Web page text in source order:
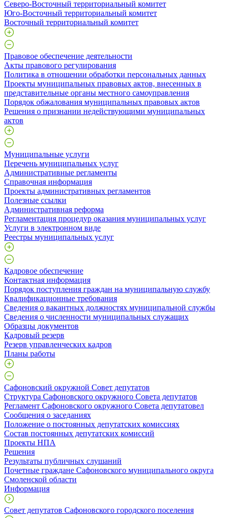
Северо-Восточный территориальный комитет
Юго-Восточный территориальный комитет
Восточный территориальный комитет
Правовое обеспечение деятельности
Акты правового регулирования
Политика в отношении обработки персональных данных
Проекты муниципальных правовых актов, внесенных в
представительные органы местного самоуправления
Порядок обжалования муниципальных правовых актов
Решения о признании недействующими муниципальных
актов
Муниципальные услуги
Перечень муниципальных услуг
Административные регламенты
Справочная информация
Проекты административных регламентов
Полезные ссылки
Административная реформа
Регламентация процедур оказания муниципальных услуг
Услуги в электронном виде
Реестры муниципальных услуг
Кадровое обеспечение
Контактная информация
Порядок поступления граждан на муниципальную службу
Квалификационные требования
Сведения о вакантных должностях муниципальной службы
Сведения о численности муниципальных служащих
Образцы документов
Кадровый резерв
Резерв управленческих кадров
Планы работы
Сафоновский окружной Совет депутатов
Структура Сафоновского окружного Совета депутатов
Регламент Сафоновского окружного Совета депутатовел
Сообщения о заседаниях
Положение о постоянных депутатских комиссиях
Состав постоянных депутатских комиссий
Проекты НПА
Решения
Результаты публичных слушаний
Почетные граждане Сафоновского муниципального округа
Смоленской области
Информация
Совет депутатов Сафоновского городского поселения